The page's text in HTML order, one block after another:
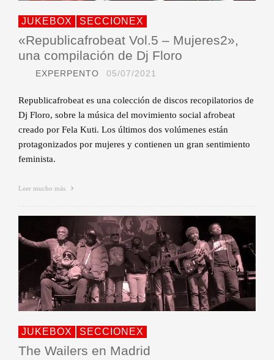
JUKEBOX SECCIONEX
«Republicafrobeat Vol.5 – Mujeres2»,
una compilación de Dj Floro
EXPERPENTO 05/07/2021
Republicafrobeat es una colección de discos recopilatorios de
Dj Floro, sobre la música del movimiento social afrobeat
creado por Fela Kuti. Los últimos dos volúmenes están
protagonizados por mujeres y contienen un gran sentimiento
feminista.
Leer mucho más
JUKEBOX SECCIONEX
The Wailers en Madrid